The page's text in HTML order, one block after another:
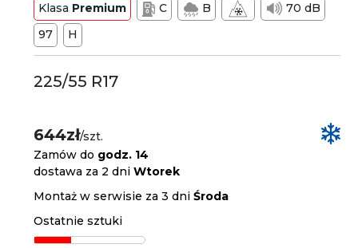
Klasa Premium C B
70 dB
97
H
225/55 R17
644zł/szt.
Zamów do godz. 14
dostawa za 2 dniWtorek
Montaż w serwisie za 3 dniŚroda
Ostatnie sztuki